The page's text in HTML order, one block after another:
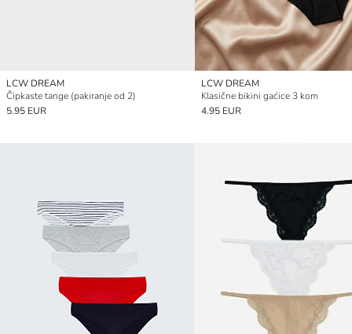
LCW DREAM
Čipkaste tange (pakiranje od 2)
5.95 EUR
LCW DREAM
Klasične bikini gaćice 3 kom
4.95 EUR